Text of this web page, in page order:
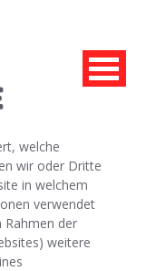
welche
wir oder Dritte
in welchem
verwendet
Rahmen der
weitere